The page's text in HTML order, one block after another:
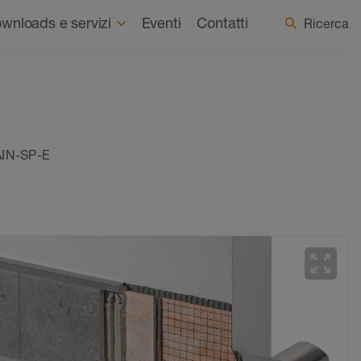
Chi siamo Notizie Seleziona Paese / Lingua
e servizi Eventi Contatti Ricerca
SP-E